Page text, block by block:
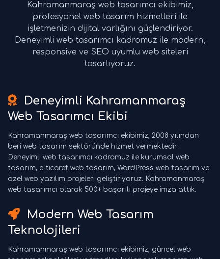
Kahramanmaraş web tasarımcı ekibimiz,
profesyonel web tasarım hizmetleri ile
işletmenizin dijital varlığını güçlendiriyor.
Deneyimli web tasarımcı kadromuz ile modern,
responsive ve SEO uyumlu web siteleri
tasarlıyoruz.
Deneyimli Kahramanmaraş
Web Tasarımcı Ekibi
Kahramanmaraş web tasarımcı ekibimiz, 2008 yılından
beri web tasarım sektöründe hizmet vermektedir.
Deneyimli web tasarımcı kadromuz ile kurumsal web
tasarım, e-ticaret web tasarım, WordPress web tasarım ve
özel web yazılım projeleri geliştiriyoruz. Kahramanmaraş
web tasarımcı olarak 500+ başarılı projeye imza attık.
Modern Web Tasarım
Teknolojileri
Kahramanmaraş web tasarımcı ekibimiz, güncel web